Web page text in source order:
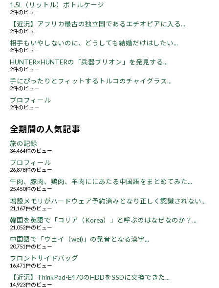
1.5L（リットル）ボトルケージ
2件のビュー
【近況】アフリカ最古の独立国であるエチオピアに入る...
2件のビュー
相手もいやしないのに、どうしても結婚だけはしたい...
2件のビュー
HUNTER×HUNTERの「兵器ブリオン」を発見する...
2件のビュー
手にぴったりとフィットするトルコのチャイグラス...
2件のビュー
プロフィール
2件のビュー
全期間の人気記事
旅の記録
34,464件のビュー
プロフィール
26,878件のビュー
牛肉、豚肉、鶏肉、羊肉ににあたる中国語をまとめてみた...
25,450件のビュー
増設メモリがハードウェア予約済みとなり正しく認識されない...
21,167件のビュー
韓国を英語で「コリア（Korea）」と呼ぶのはなぜなのか？...
21,052件のビュー
中国語で「ウェイ（wei)」の発音となる漢字...
20,751件のビュー
フロントサイドバッグ
16,471件のビュー
【近況】ThinkPad-E470のHDDをSSDに交換できた...
14,923件のビュー